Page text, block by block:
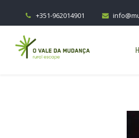
+351-962014901